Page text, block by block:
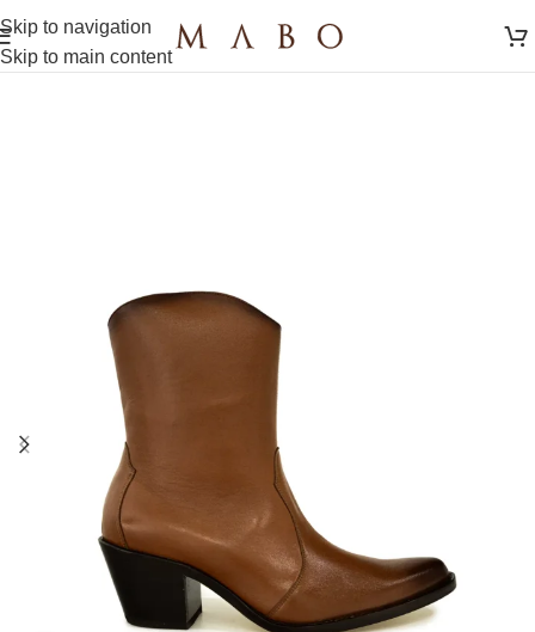
Skip to navigation
Skip to main content